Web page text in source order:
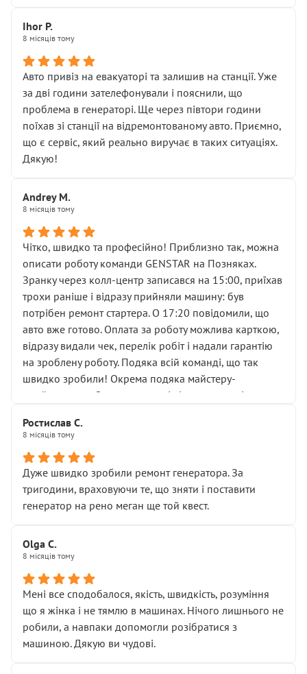
Далі ситуація тільки погіршилась:
• сказали, що тепер “потрібно знімати колеса”
• що біля авто стояти вже не можна
• почали озвучувати купу додаткових робіт без
чіткого пояснення
( ну все зняли та доробили) дякую!
Окремий момент, який виглядає абсурдно:
мені заявили, що бачок гальмівної рідини потрібно
міняти разом із головним гальмівним циліндром у
Для людини, яка хоча б трохи розуміється на техніці,
це звучить як мінімум непрофесійно, а як максимум —
спроба продати дорогий вузол замість елементарних
ущільнювачів.
Що прикро — це не перший мій візит. Раніше міняв у
вас стартер, і тоді сервіс наче справив хороше
враження. Але згодом знайшов декілька гайок під
лобовим склом. Мені пояснили, що це “старі гайки, які
відкручували”, і попросили не хвилюватися. ( надіюсь
новий власник, не застяг в полі))
Але після нинішнього візиту такі дрібниці вже не
здаються дрібницями.
Я — клієнт, який працює на довірі, і саме її цей сервіс
Хотілося б більше:
• належної уваги до авто
• прозорості в роботах і рахунках
• реальної діагностики, а не формального
“подивились і поїхав”
На жаль, складається враження, що сервіс працює не
Стосовно комунікації - все добре
Ihor P.
8 місяців тому
Авто привіз на евакуаторі та залишив на станції. Уже
за дві години зателефонували і пояснили, що
проблема в генераторі. Ще через півтори години
поїхав зі станції на відремонтованому авто. Приємно,
що є сервіс, який реально виручає в таких ситуаціях.
Дякую!
Andrey M.
8 місяців тому
Чітко, швидко та професійно! Приблизно так, можна
описати роботу команди GENSTAR на Позняках.
Зранку через колл-центр записався на 15:00, приїхав
трохи раніше і відразу прийняли машину: був
потрібен ремонт стартера. О 17:20 повідомили, що
авто вже готово. Оплата за роботу можлива карткою,
відразу видали чек, перелік робіт і надали гарантію
на зроблену роботу. Подяка всій команді, що так
швидко зробили! Окрема подяка майстеру-
приймальнику Олександру: всі чітко та по суті.
звертатися до цього автосервісу.
Ростислав С.
8 місяців тому
Дуже швидко зробили ремонт генератора. За
тригодини, враховуючи те, що зняти і поставити
генератор на рено меган ще той квест.
Olga С.
8 місяців тому
Мені все сподобалося, якість, швидкість, розуміння
що я жінка і не тямлю в машинах. Нічого лишнього не
робили, а навпаки допомогли розібратися з
машиною. Дякую ви чудові.